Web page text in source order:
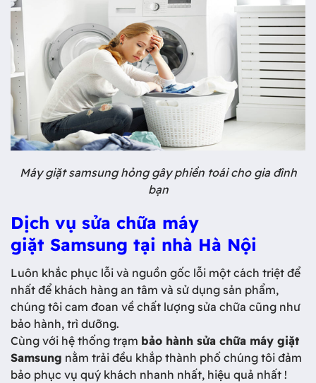
Máy giặt samsung hỏng gây phiền toái cho gia đình
bạn
Dịch vụ sửa chữa máy
giặt Samsung tại nhà Hà Nội
Luôn khắc phục lỗi và nguồn gốc lỗi một cách triệt để
nhất để khách hàng an tâm và sử dụng sản phẩm,
chúng tôi cam đoan về chất lượng sửa chữa cũng như
bảo hành, trì dưỡng.
Cùng với hệ thống trạm bảo hành sửa chữa máy giặt
Samsung nằm trải đều khắp thành phố chúng tôi đảm
bảo phục vụ quý khách nhanh nhất, hiệu quả nhất !